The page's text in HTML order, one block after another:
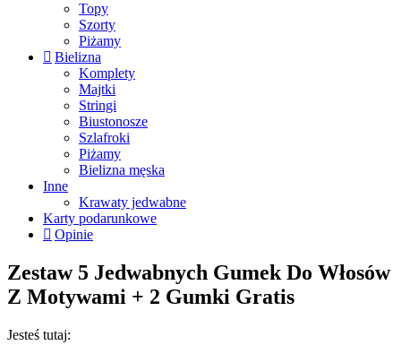
Topy
Szorty
Piżamy
Bielizna
Komplety
Majtki
Stringi
Biustonosze
Szlafroki
Piżamy
Bielizna męska
Inne
Krawaty jedwabne
Karty podarunkowe
Opinie
Zestaw 5 Jedwabnych Gumek Do Włosów
Z Motywami + 2 Gumki Gratis
Jesteś tutaj: